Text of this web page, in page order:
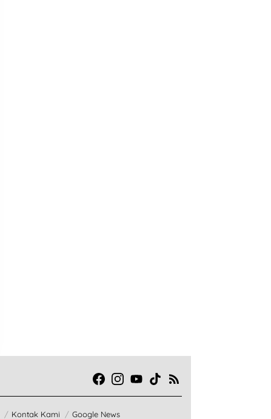
Kontak Kami Google News